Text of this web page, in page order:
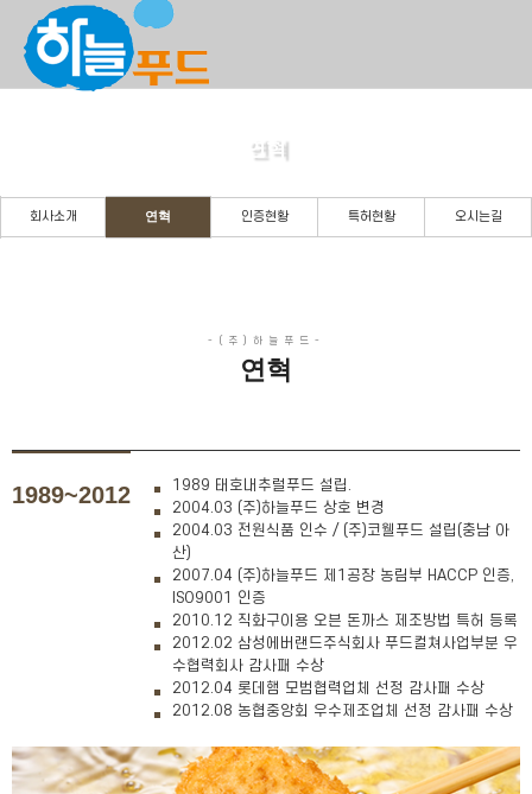
연혁
회사소개 연혁 인증현황 특허현황 오시는길
연혁
1989~2012
1989 태호내추럴푸드 설립.
2004.03 (주)하늘푸드 상호 변경
2004.03 전원식품 인수 / (주)코웰푸드 설립(충남 아
산)
2007.04 (주)하늘푸드 제1공장 농림부 HACCP 인증,
ISO9001 인증
2010.12 직화구이용 오븐 돈까스 제조방법 특허 등록
2012.02 삼성에버랜드주식회사 푸드컬쳐사업부분 우
수협력회사 감사패 수상
2012.04 롯데햄 모범협력업체 선정 감사패 수상
2012.08 농협중앙회 우수제조업체 선정 감사패 수상